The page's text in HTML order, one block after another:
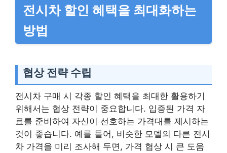
전시차 할인 혜택을 최대화하는
방법
협상 전략 수립
전시차 구매 시 각종 할인 혜택을 최대한 활용하기
위해서는 협상 전략이 중요합니다. 입증된 가격 자
료를 준비하여 자신이 선호하는 가격대를 제시하는
것이 좋습니다. 예를 들어, 비슷한 모델의 다른 전시
차 가격을 미리 조사해 두면, 가격 협상 시 큰 도움